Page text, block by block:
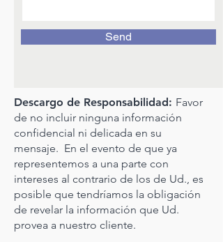
Send
Descargo de Responsabilidad: Favor
de no incluir ninguna información
confidencial ni delicada en su
mensaje. En el evento de que ya
representemos a una parte con
intereses al contrario de los de Ud., es
posible que tendríamos la obligación
de revelar la información que Ud.
provea a nuestro cliente.